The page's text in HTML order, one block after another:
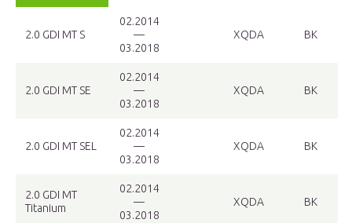
2.0 GDI MT S
02.2014
—
03.2018
XQDA BK
2.0 GDI MT SE
02.2014
—
03.2018
XQDA BK
2.0 GDI MT SEL
02.2014
—
03.2018
XQDA BK
2.0 GDI MT
Titanium
02.2014
—
03.2018
XQDA BK